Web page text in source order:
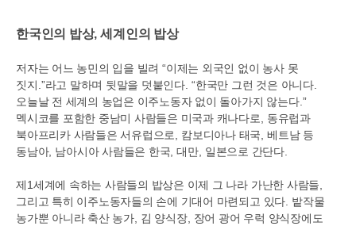
한국인의 밥상,세계인의 밥상
저자는 어느 농민의 입을 빌려 “이제는 외국인 없이 농사 못
짓지.”라고 말하며 뒷말을 덧붙인다. “한국만 그런 것은 아니다.
오늘날 전 세계의 농업은 이주노동자 없이 돌아가지 않는다.”
멕시코를 포함한 중남미 사람들은 미국과 캐나다로, 동유럽과
북아프리카 사람들은 서유럽으로, 캄보디아나 태국,베트남 등
동남아, 남아시아 사람들은 한국,대만, 일본으로 간단다.
제1세계에 속하는 사람들의 밥상은 이제 그 나라 가난한 사람들,
그리고 특히 이주노동자들의 손에 기대어 마련되고 있다. 밭작물
농가뿐 아니라 축산 농가, 김 양식장, 장어 광어 우럭 양식장에도